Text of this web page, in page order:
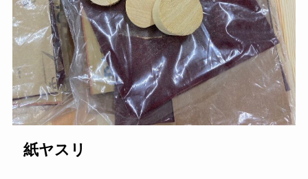
紙ヤスリ